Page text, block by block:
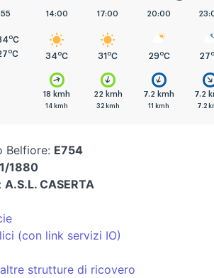
oC
oC
oC
14:00
34 oC
18 kmh
14 kmh
17:00
31 oC
22 kmh
32 kmh
20:00
29oC
7.2 kmh
11 kmh
27 o
7.2
7.2
Belfiore: E754
1880
A.S.L. CASERTA
(con link servizi IO)
strutture di ricovero